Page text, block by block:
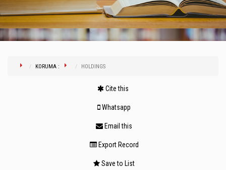
KORUMA : HOLDINGS
Cite this
Whatsapp
Email this
Export Record
Save to List